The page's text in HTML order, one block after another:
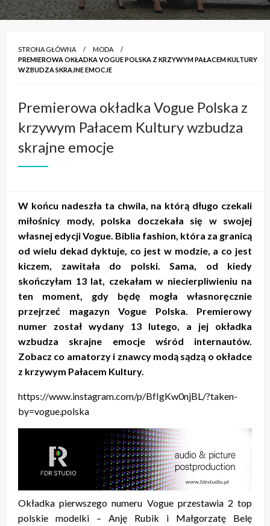
STRONA GŁÓWNA
MODA
PREMIEROWA OKŁADKA VOGUE POLSKA Z KRZYWYM PAŁACEM KULTURY
WZBUDZA SKRAJNE EMOCJE
Premierowa okładka Vogue Polska z
krzywym Pałacem Kultury wzbudza
skrajne emocje
W końcu nadeszła ta chwila, na którą długo czekali
miłośnicy mody, polska doczekała się w swojej
własnej edycji Vogue. Biblia fashion, która za granicą
od wielu dekad dyktuje, co jest w modzie, a co jest
kiczem, zawitała do polski. Sama, od kiedy
skończyłam 13 lat, czekałam w niecierpliwieniu na
ten moment, gdy będę mogła własnoręcznie
przejrzeć magazyn Vogue Polska. Premierowy
numer został wydany 13 lutego, a jej okładka
wzbudza skrajne emocje wśród internautów.
Zobacz co amatorzy i znawcy modą sądzą o okładce
z krzywym Pałacem Kultury.
https://www.instagram.com/p/BfIgKw0njBL/?taken-
by=vogue.polska
Okładka pierwszego numeru Vogue przestawia 2 top
polskie modelki – Anję Rubik i Małgorzatę Belę